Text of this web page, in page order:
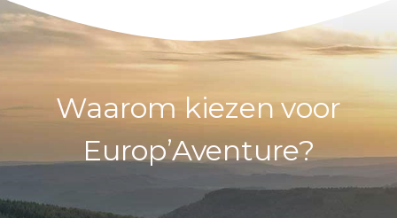
Waarom kiezen voor
Europ’Aventure?